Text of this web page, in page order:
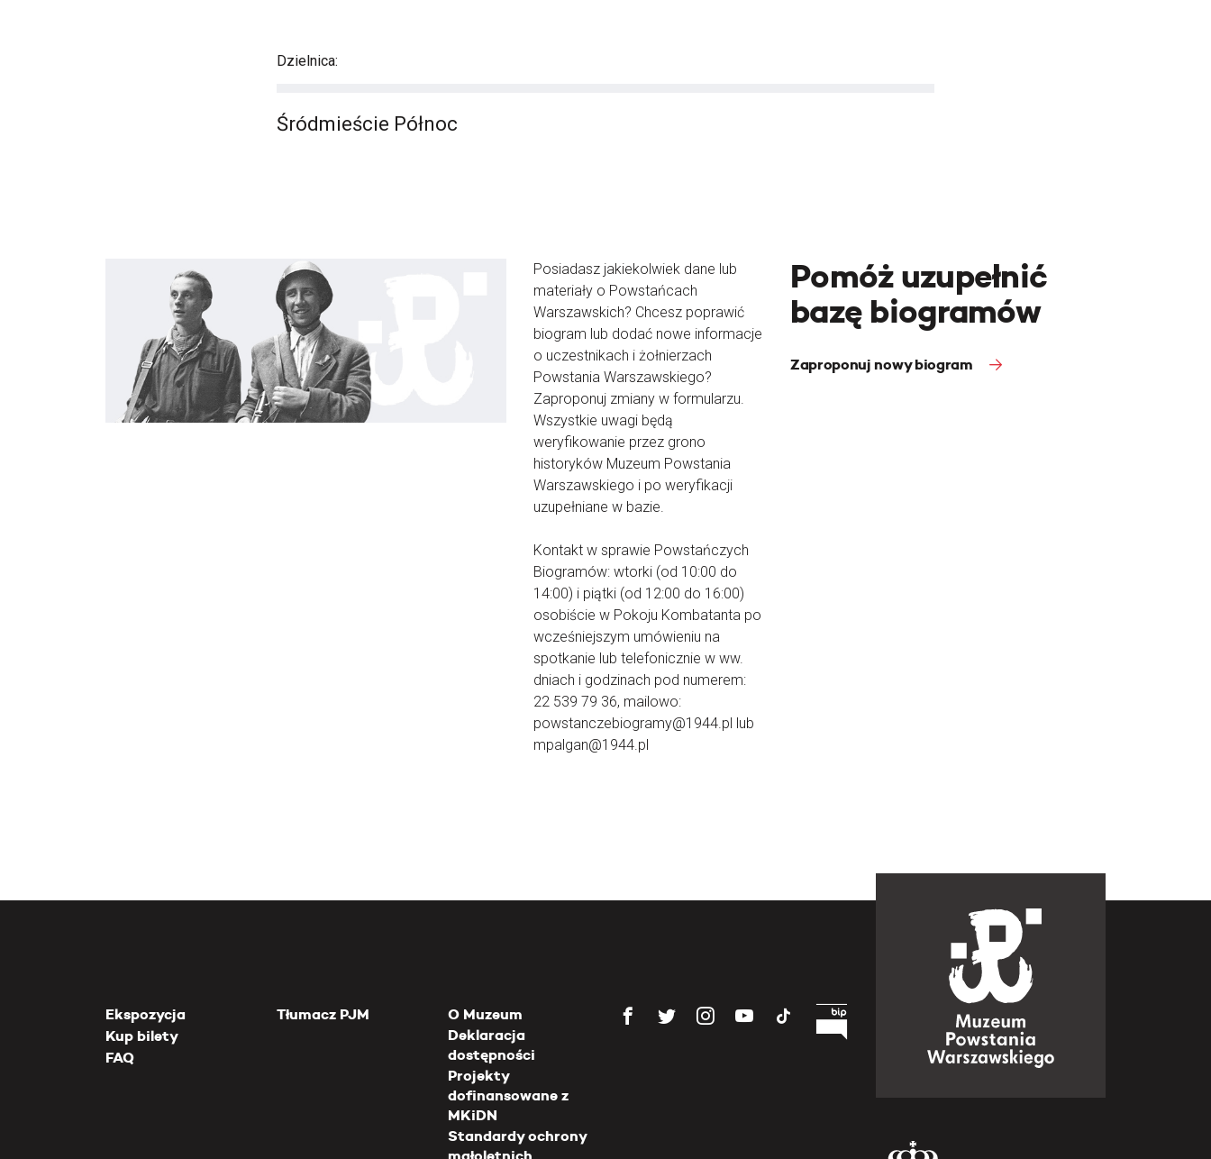
Dzielnica:
Śródmieście Północ
Posiadasz jakiekolwiek dane lub
materiały o Powstańcach
Warszawskich? Chcesz poprawić
biogram lub dodać nowe informacje
o uczestnikach i żołnierzach
Powstania Warszawskiego?
Zaproponuj zmiany w formularzu.
Wszystkie uwagi będą
weryfikowanie przez grono
historyków Muzeum Powstania
Warszawskiego i po weryfikacji
uzupełniane w bazie.
Kontakt w sprawie Powstańczych
Biogramów: wtorki (od 10:00 do
14:00) i piątki (od 12:00 do 16:00)
osobiście w Pokoju Kombatanta po
wcześniejszym umówieniu na
spotkanie lub telefonicznie w ww.
dniach i godzinach pod numerem:
22 539 79 36, mailowo:
powstanczebiogramy@1944.pl lub
mpalgan@1944.pl
Pomóż uzupełnić
bazę biogramów
Zaproponuj nowy biogram
Ekspozycja
Kup bilety
FAQ
Tłumacz PJM
O Muzeum
Deklaracja
dostępności
Projekty
dofinansowane z
MKiDN
Standardy ochrony